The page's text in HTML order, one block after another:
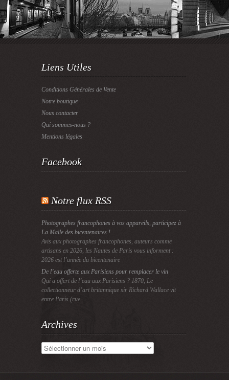
Liens Utiles
Conditions Générales de Vente
Notre boutique
Nous contacter
Qui sommes-nous ?
Mentions légales
Facebook
Notre flux RSS
Photographes francophones à vos appareils, participez à
La Malle des bicentenaires !
Avis aux photographes francophones, auteurs comme
artisans en 2026, les Nautes de Paris vous informent :
2026 est l’année du bicentenaire
De l’eau offerte aux Parisiens pour remplacer le vin
Qui a offert de l’eau aux Parisiens ? 1870, Le
collectionneur d’art britannique sir Richard Wallace vit
entre Paris (rue
Archives
Archives